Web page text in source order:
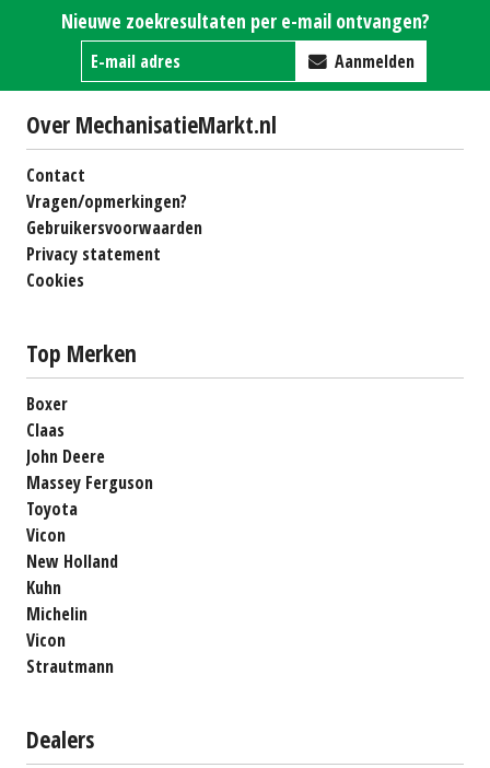
Nieuwe zoekresultaten per e-mail ontvangen?
Aanmelden
Over MechanisatieMarkt.nl
Contact
Vragen/opmerkingen?
Gebruikersvoorwaarden
Privacy statement
Cookies
Top Merken
Boxer
Claas
John Deere
Massey Ferguson
Toyota
Vicon
New Holland
Kuhn
Michelin
Vicon
Strautmann
Dealers